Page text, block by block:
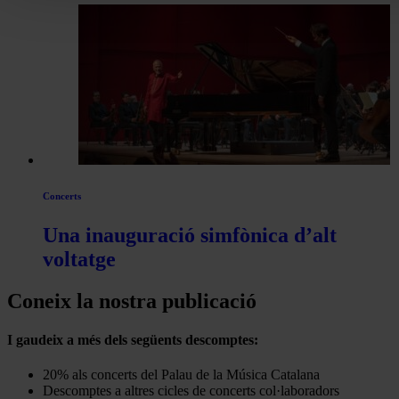
Concerts
Una inauguració simfònica d’alt
voltatge
Coneix la nostra publicació
I gaudeix a més dels següents descomptes:
20% als concerts del Palau de la Música Catalana
Descomptes a altres cicles de concerts col·laboradors